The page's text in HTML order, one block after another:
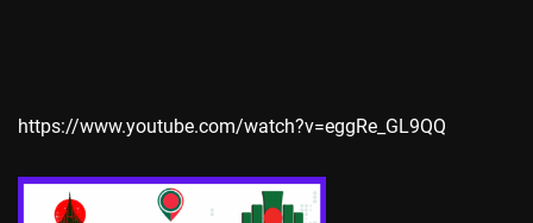
https://www.youtube.com/watch?v=eggRe_GL9QQ